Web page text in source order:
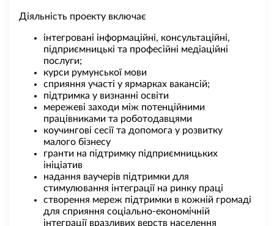
Діяльність проекту включає
інтегровані інформаційні, консультаційні,
підприємницькі та професійні медіаційні
послуги;
курси румунської мови
сприяння участі у ярмарках вакансій;
підтримка у визнанні освіти
мережеві заходи між потенційними
працівниками та роботодавцями
коучингові сесії та допомога у розвитку
малого бізнесу
гранти на підтримку підприємницьких
ініціатив
надання ваучерів підтримки для
стимулювання інтеграції на ринку праці
створення мереж підтримки в кожній громаді
для сприяння соціально-економічній
інтеграції вразливих верств населення